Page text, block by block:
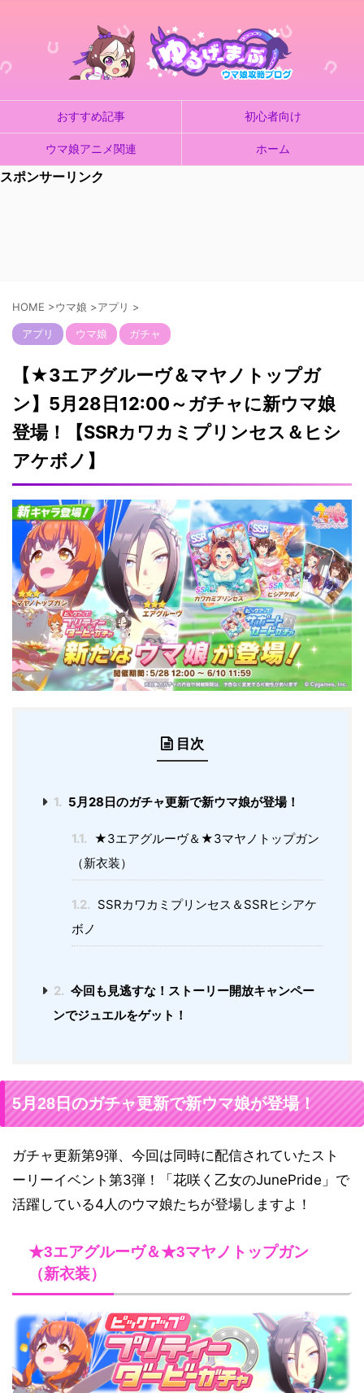
おすすめ記事 初心者向け
ウマ娘アニメ関連 ホーム
スポンサーリンク
HOME >ウマ娘 >アプリ >
アプリ ウマ娘 ガチャ
【★3エアグルーヴ＆マヤノトップガ
ン】5月28日12:00～ガチャに新ウマ娘
登場！【SSRカワカミプリンセス＆ヒシ
アケボノ】
目次
1. 5月28日のガチャ更新で新ウマ娘が登場！
1.1. ★3エアグルーヴ＆★3マヤノトップガン
（新衣装）
1.2. SSRカワカミプリンセス＆SSRヒシアケ
ボノ
2. 今回も見逃すな！ストーリー開放キャンペー
ンでジュエルをゲット！
5月28日のガチャ更新で新ウマ娘が登場！
ガチャ更新第9弾、今回は同時に配信されていたスト
ーリーイベント第3弾！「花咲く乙女のJunePride」で
活躍している4人のウマ娘たちが登場しますよ！
★3エアグルーヴ＆★3マヤノトップガン
（新衣装）